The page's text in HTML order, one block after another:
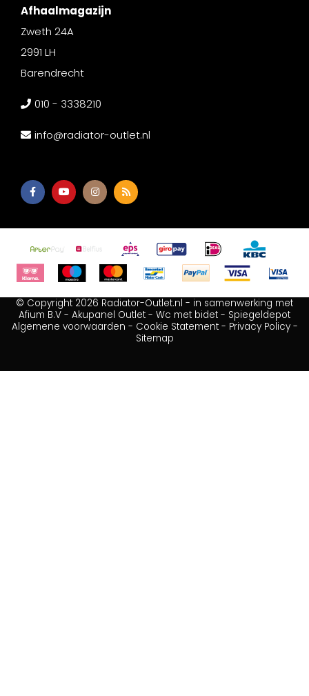
Afhaalmagazijn
Zweth 24A
2991 LH
Barendrecht
010 - 3338210
info@radiator-outlet.nl
© Copyright 2026 Radiator-Outlet.nl - in samenwerking met
Afium B.V - Akupanel Outlet - Wc met bidet - Spiegeldepot
Algemene voorwaarden - Cookie Statement- Privacy Policy-
Sitemap